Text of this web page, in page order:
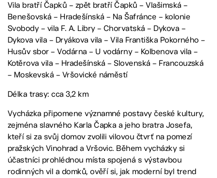
Vila bratří Čapků – zpět bratří Čapků – Vlašimská –
Benešovská – Hradešínská – Na Šafránce – kolonie
Svobody – vila F. A. Libry – Chorvatská – Dykova –
Dykova vila – Dryákova vila – Vila Františka Pokorného –
Husův sbor – Vodárna – U vodárny – Kolbenova vila –
Kotěrova vila – Hradešínská – Slovenská – Francouzská
– Moskevská – Vršovické náměstí
Délka trasy: cca 3,2 km
Vycházka připomene významné postavy české kultury,
zejména slavného Karla Čapka a jeho bratra Josefa,
kteří si za svůj domov zvolili vilovou čtvrť na pomezí
pražských Vinohrad a Vršovic. Během vycházky si
účastníci prohlédnou místa spojená s výstavbou
rodinných vil a domků, ověří si, jak moderní byl trend